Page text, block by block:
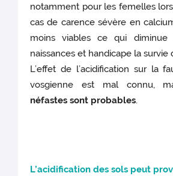
notamment pour les femelles
cas de carence sévère en
moins viables ce qui
naissances et handicape la survie
L’effet de l’acidification sur la
vosgienne est mal connu,
néfastes sont probables.
L’acidification des sols peut